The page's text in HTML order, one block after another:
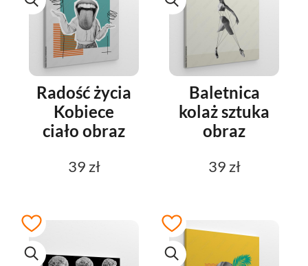
Radość życia
Kobiece
ciało obraz
39 zł
Baletnica
kolaż sztuka
obraz
39 zł